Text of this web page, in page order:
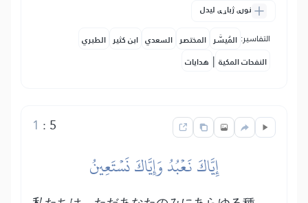
نورې ژباړې لیدل
التفاسير: المُيسَّر المختصر السعدي ابن كثير الطبري
النفحات المكية | هدايات
5
:
1
إِيَّاكَ نَعۡبُدُ وَإِيَّاكَ نَسۡتَعِينُ